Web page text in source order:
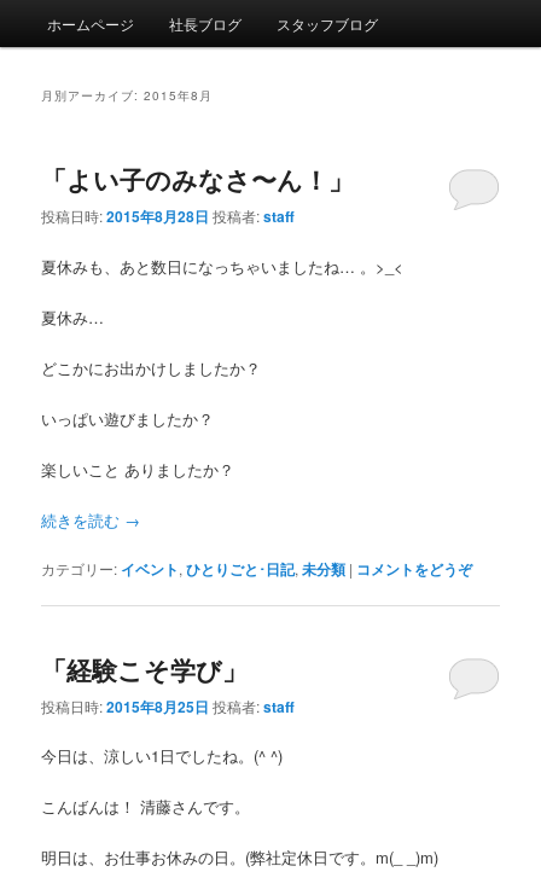
メインコンテンツへ移動
サブコンテンツへ移動
ホームページ 社長ブログ スタッフブログ
月別アーカイブ:2015年8月
「よい子のみなさ〜ん！」
投稿日時:2015年8月28日 投稿者:staff
夏休みも、あと数日になっちゃいましたね… 。>_<
夏休み…
どこかにお出かけしましたか？
いっぱい遊びましたか？
楽しいこと ありましたか？
続きを読む →
カテゴリー: イベント,ひとりごと･日記,未分類 | コメントをどうぞ
「経験こそ学び」
投稿日時:2015年8月25日 投稿者:staff
今日は、涼しい1日でしたね。(^ ^)
こんばんは！ 清藤さんです。
明日は、お仕事お休みの日。(弊社定休日です。m(_ _)m)